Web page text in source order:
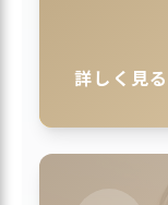
詳しく見る